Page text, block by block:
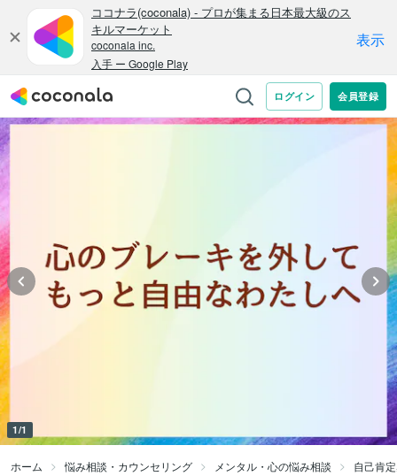
1/1
ホーム 悩み相談・カウンセリング メンタル・心の悩み相談 自己肯